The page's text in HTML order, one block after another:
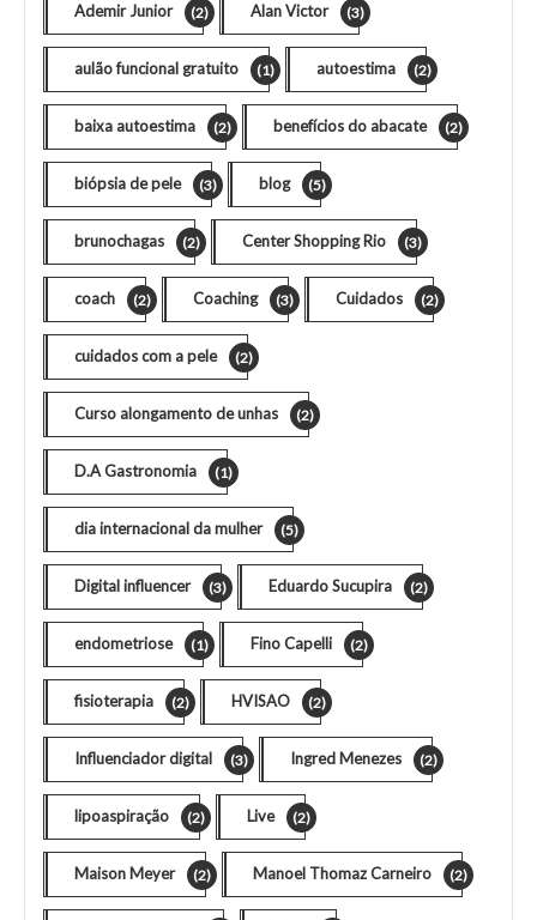
Ademir Junior (2) Alan Victor (3)
aulão funcional gratuito (1) autoestima (2)
baixa autoestima (2) benefícios do abacate (2)
biópsia de pele (3) blog (5)
brunochagas (2) Center Shopping Rio (3)
coach (2) Coaching (3) Cuidados (2)
cuidados com a pele (2)
Curso alongamento de unhas (2)
D.A Gastronomia (1)
dia internacional da mulher (5)
Digital influencer (3) Eduardo Sucupira (2)
endometriose (1) Fino Capelli (2)
fisioterapia (2) HVISAO (2)
Influenciador digital (3) Ingred Menezes (2)
lipoaspiração (2) Live (2)
Maison Meyer (2) Manoel Thomaz Carneiro (2)